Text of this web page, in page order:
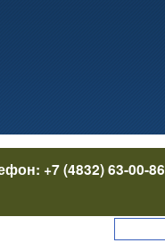
+7 (4832) 63-00-86